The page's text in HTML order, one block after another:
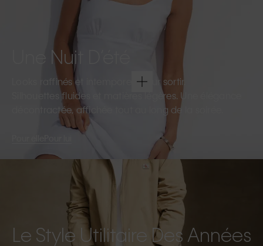
Une Nuit D’été
Looks raffinés et intemporels pour sortir.
Silhouettes fluides et matières légères. Une élégance
décontractée, affichée tout au long de la soirée.
Le Style Utilitaire Des Années